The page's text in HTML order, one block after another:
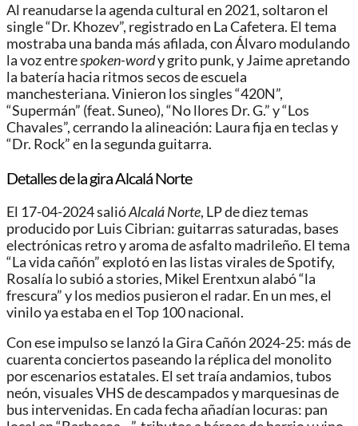
Al reanudarse la agenda cultural en 2021, soltaron el
single “Dr. Khozev”, registrado en La Cafetera. El tema
mostraba una banda más afilada, con Álvaro modulando
la voz entrespoken-wordy grito punk, y Jaime apretando
la batería hacia ritmos secos de escuela
manchesteriana. Vinieron los singles “420N”,
“Supermán” (feat. Suneo), “No llores Dr. G.” y “Los
Chavales”, cerrando la alineación: Laura fija en teclas y
“Dr. Rock” en la segunda guitarra.
Detalles de la gira Alcalá Norte
El 17-04-2024 salióAlcalá Norte, LP de diez temas
producido por Luis Cibrian: guitarras saturadas, bases
electrónicas retro y aroma de asfalto madrileño. El tema
“La vida cañón” explotó en las listas virales de Spotify,
Rosalía lo subió a stories, Mikel Erentxun alabó “la
frescura” y los medios pusieron el radar. En un mes, el
vinilo ya estaba en el Top 100 nacional.
Con ese impulso se lanzó la Gira Cañón 2024-25: más de
cuarenta conciertos paseando la réplica del monolito
por escenarios estatales. El set traía andamios, tubos
neón, visuales VHS de descampados y marquesinas de
bus intervenidas. En cada fecha añadían locuras: pan